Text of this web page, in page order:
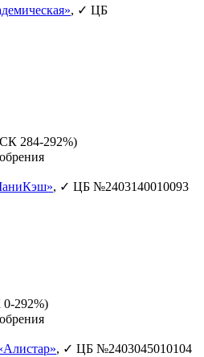
, ✓ ЦБ
284-292%)
, ✓ ЦБ №2403140010093
292%)
, ✓ ЦБ №2403045010104